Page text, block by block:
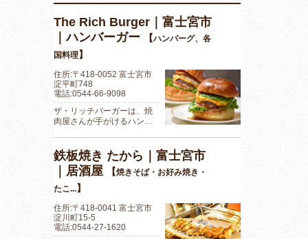
The Rich Burger｜富士宮市
｜ハンバーガー
【ハンバーグ、各
国料理】
住所:〒418-0052 富士宮市
淀平町748
電話:0544-66-9098
ザ・リッチバーガーは、焼
肉屋さんが手がけるハン…
鉄板焼き たから｜富士宮市
｜居酒屋
【焼きそば・お好み焼き・
たこ...】
住所:〒418-0041 富士宮市
淀川町15-5
電話:0544-27-1620